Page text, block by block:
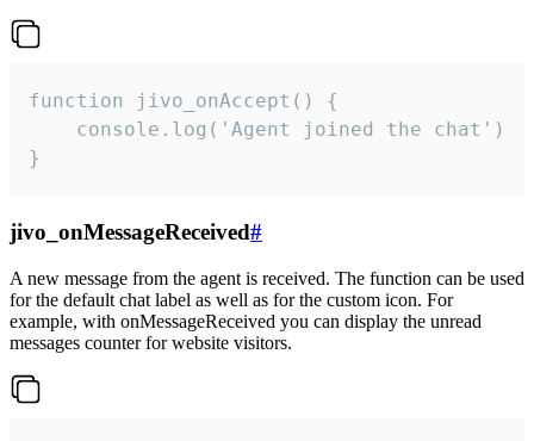
function jivo_onAccept() {
}
jivo_onMessageReceived#
A new message from the agent is received. The function can be used
for the default chat label as well as for the custom icon. For
example, with onMessageReceived you can display the unread
messages counter for website visitors.